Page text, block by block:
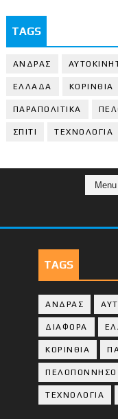
TAGS
ΑΝΔΡΑΣ
ΕΛΛΑΔΑ ΚΟΡΙΝΘΙΑ
ΠΑΡΑΠΟΛΙΤΙΚΑ
ΣΠΙΤΙ ΤΕΧΝΟΛΟΓΙΑ
TAGS
ΑΝΔΡΑΣ
ΔΙΑΦΟΡΑ
ΚΟΡΙΝΘΙA
ΤΕΧΝΟΛΟΓΙΑ